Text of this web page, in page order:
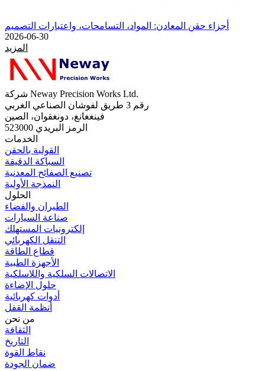
أجزاء حقن المعادن: المواد، التسامحات، واعتبارات التصميم
2026-06-30
المزيد
شركة Neway Precision Works Ltd.
رقم 3 طريق لفوشان الصناعي الغربي
فينغغانغ، دونغقوان، الصين
الرمز البريدي 523000
الخدمات
القولبة بالحقن
السباكة الدقيقة
تصنيع الصفائح المعدنية
النمذجة الأولية
الحلول
الطيران والفضاء
صناعة السيارات
إلكترونيات المستهلك
التنقل الكهربائي
قطاع الطاقة
الأجهزة الطبية
الاتصالات السلكية واللاسلكية
حلول الإضاءة
أدوات كهربائية
أنظمة القفل
من نحن
الثقافة
التاريخ
نقاط القوة
ضمان الجودة